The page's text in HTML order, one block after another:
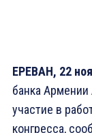
ЕРЕВАН, 22
банка
участие в
конгресса,